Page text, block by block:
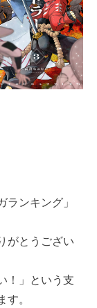
ンキング」
がとうござい
！」という支
。